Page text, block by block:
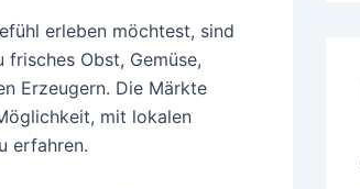
erleben möchtest, sind
Obst, Gemüse,
Erzeugern. Die Märkte
mit lokalen
erfahren.